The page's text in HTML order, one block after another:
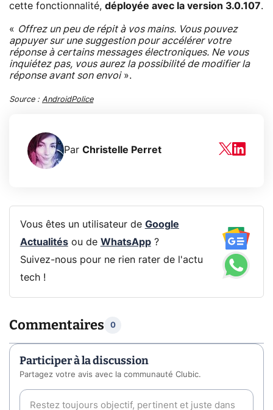
cette fonctionnalité, déployée avec la version 3.0.107.
« Offrez un peu de répit à vos mains. Vous pouvez
appuyer sur une suggestion pour accélérer votre
réponse à certains messages électroniques. Ne vous
inquiétez pas, vous aurez la possibilité de modifier la
réponse avant son envoi».
Source : AndroidPolice
Par Christelle Perret
Vous êtes un utilisateur de Google
Actualitésou de WhatsApp?
Suivez-nous pour ne rien rater de l'actu
tech !
Commentaires 0
Participer à la discussion
Partagez votre avis avec la communauté Clubic.